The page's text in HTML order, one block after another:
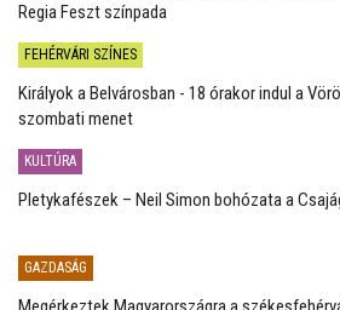
Regia Feszt színpada
FEHÉRVÁRI SZÍNES
Királyok a Belvárosban - 18 órakor indul a
szombati menet
KULTÚRA
Pletykafészek – Neil Simon bohózata a
GAZDASÁG